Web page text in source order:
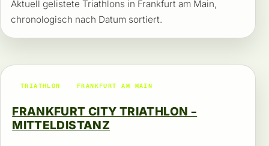
Aktuell gelistete Triathlons in Frankfurt am Main,
chronologisch nach Datum sortiert.
TRIATHLON FRANKFURT AM MAIN
FRANKFURT CITY TRIATHLON –
MITTELDISTANZ